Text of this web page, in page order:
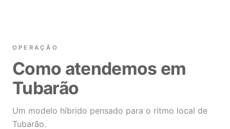
OPERAÇÃO
Como atendemos em
Tubarão
Um modelo híbrido pensado para o ritmo local de
Tubarão.